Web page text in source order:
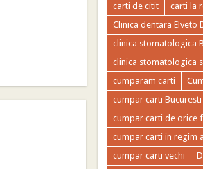
carti de citit
carti la
Clinica dentara Elveto
clinica stomatologica
clinica stomatologica
cumparam carti
cumpar carti Bucuresti
cumpar carti de orice
cumpar carti in regim
cumpar carti vechi